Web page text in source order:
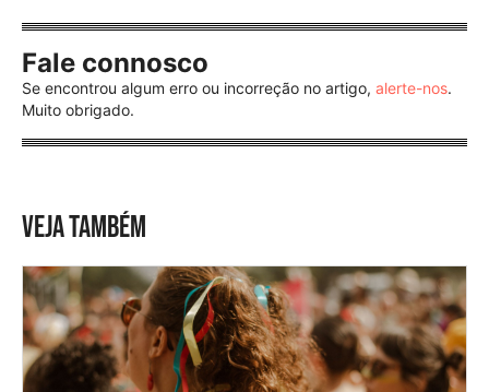
Fale connosco
Se encontrou algum erro ou incorreção no artigo, alerte-nos.
Muito obrigado.
VEJA TAMBÉM